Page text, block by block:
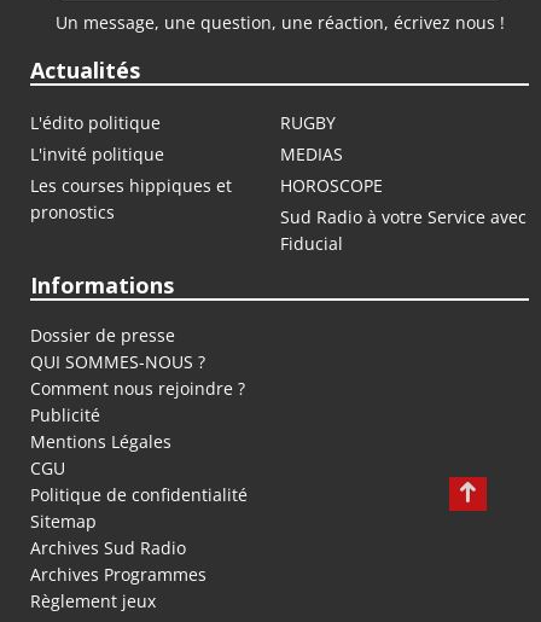
Un message, une question, une réaction, écrivez nous !
Actualités
L'édito politique
RUGBY
L'invité politique
MEDIAS
Les courses hippiques et
pronostics
HOROSCOPE
Sud Radio à votre Service avec
Fiducial
Informations
Dossier de presse
QUI SOMMES-NOUS ?
Comment nous rejoindre ?
Publicité
Mentions Légales
CGU
Politique de confidentialité
Sitemap
Archives Sud Radio
Archives Programmes
Règlement jeux